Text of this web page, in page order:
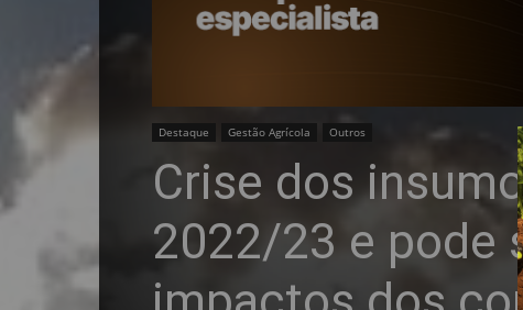
Destaque Gestão Agrícola Outros
Crise dos
2022/23 e pode